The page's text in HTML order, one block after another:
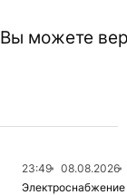
Вы можете
23:49 08.08.2026